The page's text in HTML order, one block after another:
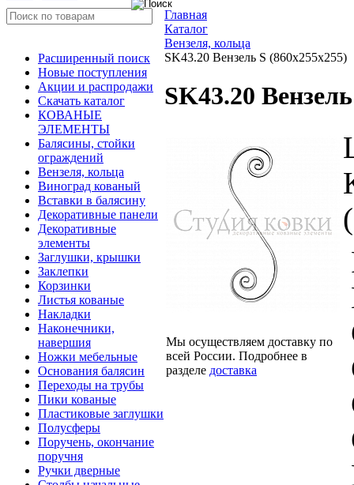
Расширенный поиск
Новые поступления
Акции и распродажи
Скачать каталог
КОВАНЫЕ
ЭЛЕМЕНТЫ
Балясины, стойки
ограждений
Вензеля, кольца
Виноград кованый
Вставки в балясину
Декоративные панели
Декоративные
элементы
Заглушки, крышки
Заклепки
Корзинки
Листья кованые
Накладки
Наконечники,
навершия
Ножки мебельные
Основания балясин
Переходы на трубы
Пики кованые
Пластиковые заглушки
Полусферы
Поручень, окончание
поручня
Ручки дверные
Главная
Каталог
Вензеля, кольца
SK43.20 Вензель S (860х255х255)
SK43.20
Мы осуществляем доставку по
всей России. Подробнее в
разделе доставка